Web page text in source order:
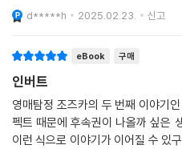
감히 행운이라 불러도 좋겠다. 어떤
다, 아이자와 사코”라는 현지 독자평
될 차례다.
d*****h 2025.02.23. 신고
eBook 구매
인버트
영매탐정 조즈카의 두 번째 이야기
펙트 때문에 후속권이 나올까 싶은
이런 식으로 이야기가 이어질 수 있